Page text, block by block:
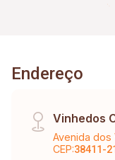
Endereço
Vinhedos
Avenida dos
CEP:38411-